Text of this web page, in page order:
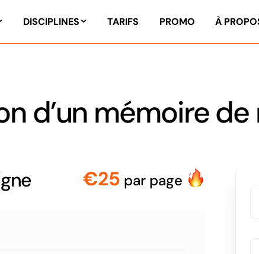
DISCIPLINES TARIFS PROMO À
d’un mémoire
€25 par page